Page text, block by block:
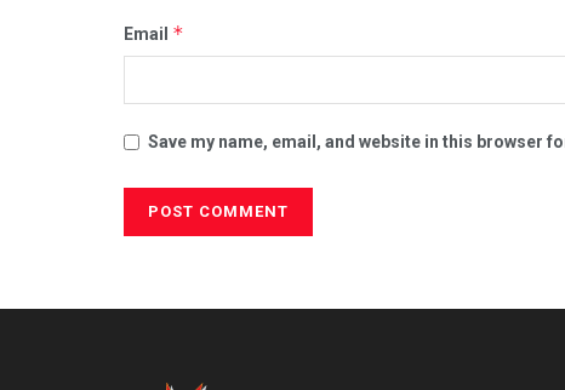
Email *
Save my name, email, and website in this browser